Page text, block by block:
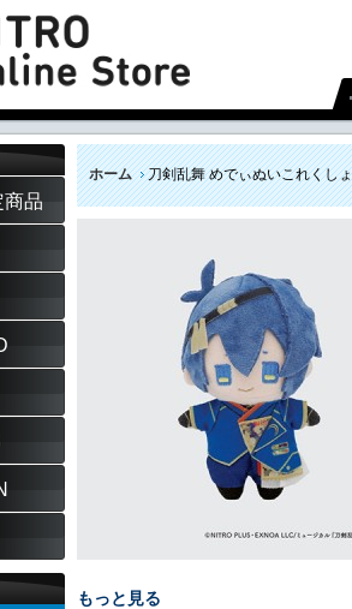
ホーム 刀剣乱舞 めでぃぬいこれくし
もっと見る
商品